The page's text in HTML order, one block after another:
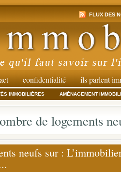
FLUX DES
confidentialité ils parlent
IMMOBILIÈRES AMÉNAGEMENT
de logements
neufs sur :